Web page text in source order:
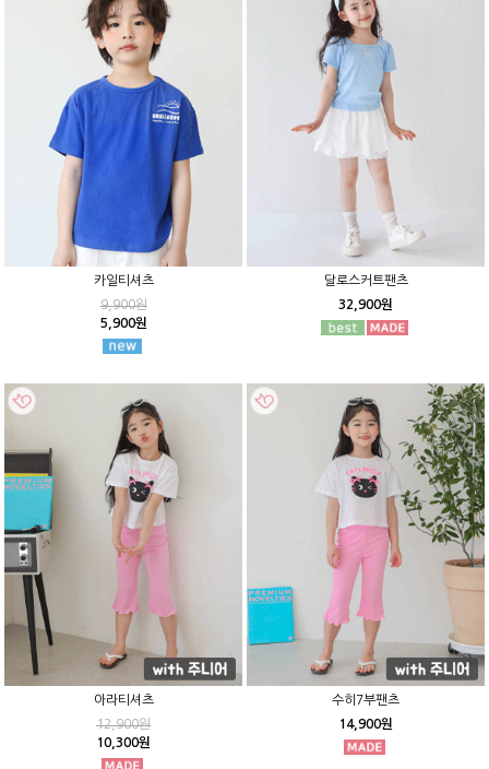
카일티셔츠
9,900원
5,900원
달로스커트팬츠
32,900원
아라티셔츠
12,900원
10,300원
수히7부팬츠
14,900원